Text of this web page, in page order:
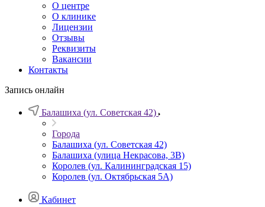
О центре
О клинике
Лицензии
Отзывы
Реквизиты
Вакансии
Контакты
Запись онлайн
Балашиха (ул. Советская 42)
Города
Балашиха (ул. Советская 42)
Балашиха (улица Некрасова, 3В)
Королев (ул. Калининградская 15)
Королев (ул. Октябрьская 5А)
Кабинет